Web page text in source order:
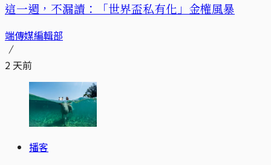
這一週，不漏讀：「世界盃私有化」金權風暴
端傳媒編輯部
2 天前
播客